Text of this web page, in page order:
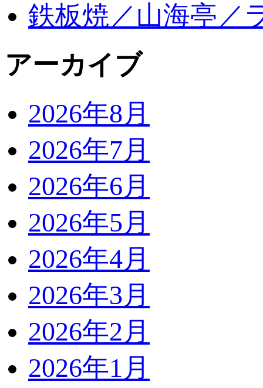
鉄板焼／山海亭／
アーカイブ
2026年8月
2026年7月
2026年6月
2026年5月
2026年4月
2026年3月
2026年2月
2026年1月